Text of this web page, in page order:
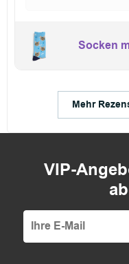
Socken
Mehr
VIP-